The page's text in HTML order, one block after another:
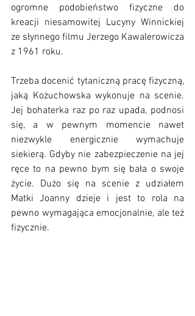
ogromne podobieństwo fizyczne do
kreacji niesamowitej Lucyny Winnickiej
ze słynnego filmu Jerzego Kawalerowicza
z 1961 roku.
Trzeba docenić tytaniczną pracę fizyczną,
jaką Kożuchowska wykonuje na scenie.
Jej bohaterka raz po raz upada, podnosi
się, a w pewnym momencie nawet
niezwykle energicznie wymachuje
siekierą. Gdyby nie zabezpieczenie na jej
ręce to na pewno bym się bała o swoje
życie. Dużo się na scenie z udziałem
Matki Joanny dzieje i jest to rola na
pewno wymagająca emocjonalnie, ale też
fizycznie.